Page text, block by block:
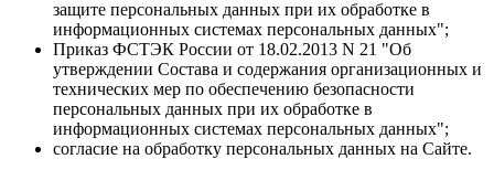
защите персональных данных при их обработке в
информационных системах персональных данных";
Приказ ФСТЭК России от 18.02.2013 N 21 "Об
утверждении Состава и содержания организационных и
технических мер по обеспечению безопасности
персональных данных при их обработке в
информационных системах персональных данных";
согласие на обработку персональных данных на Сайте.